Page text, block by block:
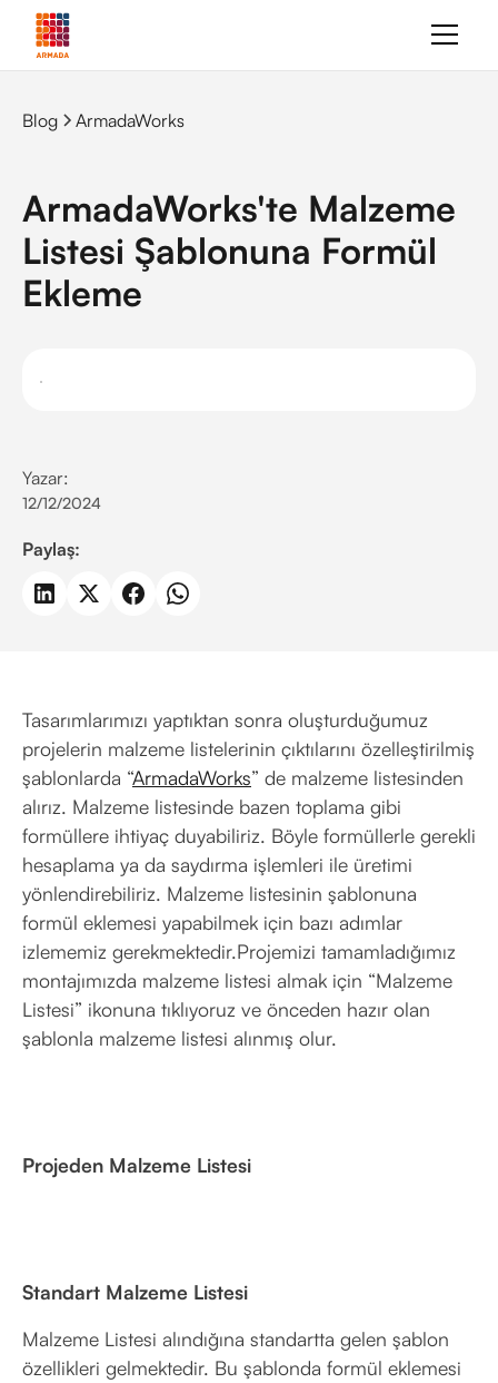
Blog ArmadaWorks
ArmadaWorks'te Malzeme
Listesi Şablonuna Formül
Ekleme
Yazar:
12/12/2024
Paylaş:
Tasarımlarımızı yaptıktan sonra oluşturduğumuz
projelerin malzeme listelerinin çıktılarını özelleştirilmiş
şablonlarda “ArmadaWorks” de malzeme listesinden
alırız. Malzeme listesinde bazen toplama gibi
formüllere ihtiyaç duyabiliriz. Böyle formüllerle gerekli
hesaplama ya da saydırma işlemleri ile üretimi
yönlendirebiliriz. Malzeme listesinin şablonuna
formül eklemesi yapabilmek için bazı adımlar
izlememiz gerekmektedir.Projemizi tamamladığımız
montajımızda malzeme listesi almak için “Malzeme
Listesi” ikonuna tıklıyoruz ve önceden hazır olan
şablonla malzeme listesi alınmış olur.
Projeden Malzeme Listesi
Standart Malzeme Listesi
Malzeme Listesi alındığına standartta gelen şablon
özellikleri gelmektedir. Bu şablonda formül eklemesi